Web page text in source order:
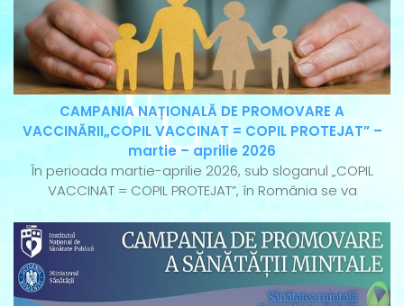
CAMPANIA NAȚIONALĂ DE PROMOVARE A
VACCINĂRII„COPIL VACCINAT = COPIL PROTEJAT” –
martie – aprilie 2026
În perioada martie-aprilie 2026, sub sloganul „COPIL
VACCINAT = COPIL PROTEJAT”, în România se va